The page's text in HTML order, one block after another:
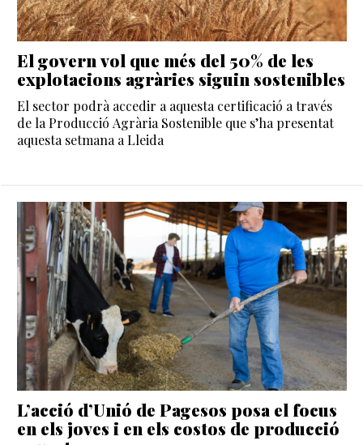
El govern vol que més del 50% de les
explotacions agràries siguin sostenibles
El sector podrà accedir a aquesta certificació a través
de la Producció Agrària Sostenible que s’ha presentat
aquesta setmana a Lleida
L’acció d’Unió de Pagesos posa el focus
en els joves i en els costos de producció